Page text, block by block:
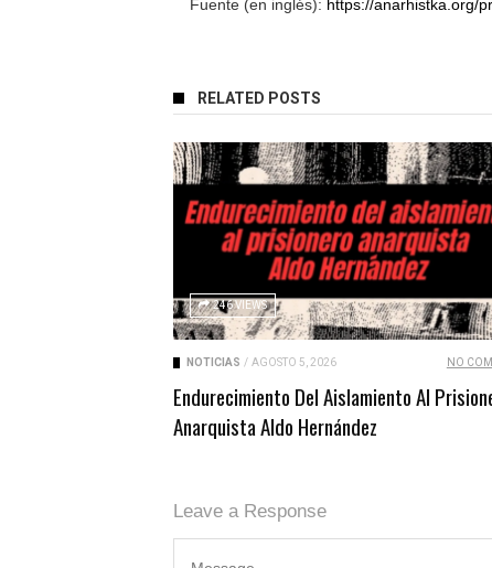
Fuente (en inglés): https://anarhistka.org/
RELATED POSTS
246 VIEWS
NOTICIAS / AGOSTO 5, 2026 NO
Endurecimiento Del Aislamiento Al
Anarquista Aldo Hernández
Leave a Response